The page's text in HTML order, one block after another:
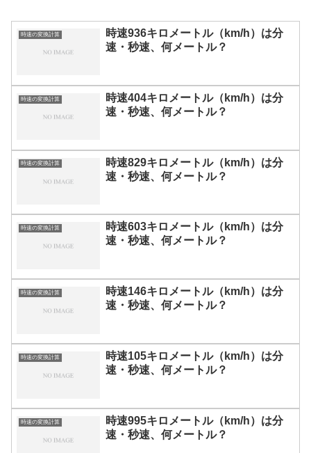
時速の変換計算
時速936キロメートル（km/h）は分
速・秒速、何メートル？
時速の変換計算
時速404キロメートル（km/h）は分
速・秒速、何メートル？
時速の変換計算
時速829キロメートル（km/h）は分
速・秒速、何メートル？
時速の変換計算
時速603キロメートル（km/h）は分
速・秒速、何メートル？
時速の変換計算
時速146キロメートル（km/h）は分
速・秒速、何メートル？
時速の変換計算
時速105キロメートル（km/h）は分
速・秒速、何メートル？
時速の変換計算
時速995キロメートル（km/h）は分
速・秒速、何メートル？